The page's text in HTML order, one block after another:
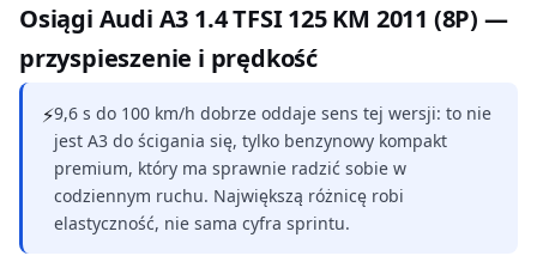
Osiągi Audi A3 1.4 TFSI 125 KM 2011 (8P) —
przyspieszenie i prędkość
⚡9,6 s do 100 km/h dobrze oddaje sens tej wersji: to nie
jest A3 do ścigania się, tylko benzynowy kompakt
premium, który ma sprawnie radzić sobie w
codziennym ruchu. Największą różnicę robi
elastyczność, nie sama cyfra sprintu.